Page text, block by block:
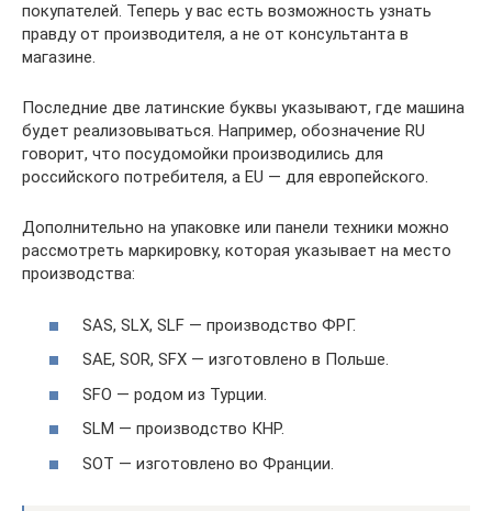
покупателей. Теперь у вас есть возможность узнать
правду от производителя, а не от консультанта в
магазине.
Последние две латинские буквы указывают, где машина
будет реализовываться. Например, обозначение RU
говорит, что посудомойки производились для
российского потребителя, а EU — для европейского.
Дополнительно на упаковке или панели техники можно
рассмотреть маркировку, которая указывает на место
производства:
SAS, SLX, SLF — производство ФРГ.
SAE, SOR, SFX — изготовлено в Польше.
SFO — родом из Турции.
SLM — производство КНР.
SOT — изготовлено во Франции.